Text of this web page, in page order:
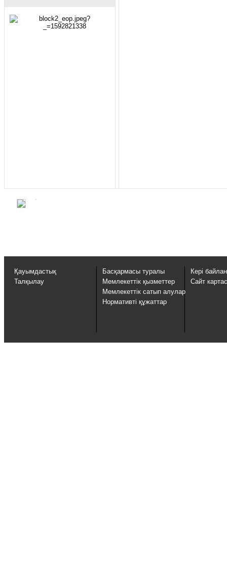
Қауымдастық
Талқылау
Басқармасы туралы
Мемлекеттік қызметтер
Мемлекеттік сатып алулар
Нормативті құжаттар
Кері
Сайт